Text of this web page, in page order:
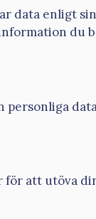
data enligt
du
för att utöva